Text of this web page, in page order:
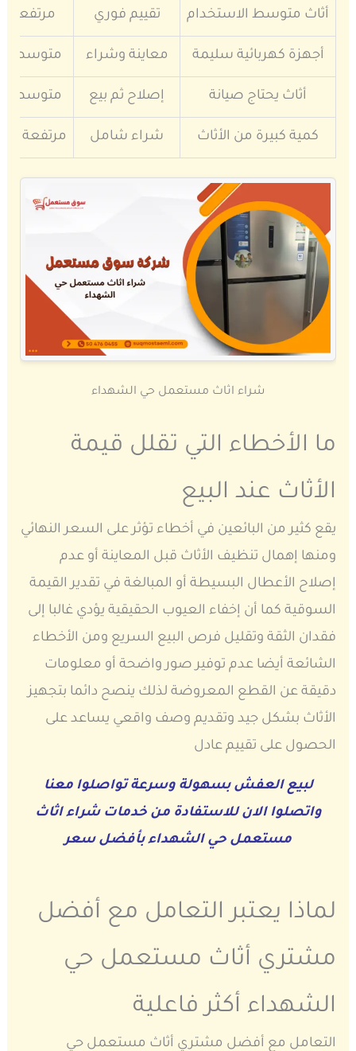
أثاث متوسط الاستخدام تقييم فوري مرتفعة
أجهزة كهربائية سليمة معاينة وشراء متوسطة
أثاث يحتاج صيانة إصلاح ثم بيع متوسطة
كمية كبيرة من الأثاث شراء شامل مرتفعة جدا
شراء اثاث مستعمل حي الشهداء
ما الأخطاء التي تقلل قيمة
الأثاث عند البيع
يقع كثير من البائعين في أخطاء تؤثر على السعر النهائي
ومنها إهمال تنظيف الأثاث قبل المعاينة أو عدم
إصلاح الأعطال البسيطة أو المبالغة في تقدير القيمة
السوقية كما أن إخفاء العيوب الحقيقية يؤدي غالبا إلى
فقدان الثقة وتقليل فرص البيع السريع ومن الأخطاء
الشائعة أيضا عدم توفير صور واضحة أو معلومات
دقيقة عن القطع المعروضة لذلك ينصح دائما بتجهيز
الأثاث بشكل جيد وتقديم وصف واقعي يساعد على
الحصول على تقييم عادل
لبيع العفش بسهولة وسرعة تواصلوا معنا
واتصلوا الان للاستفادة من خدمات شراء اثاث
مستعمل حي الشهداء بأفضل سعر
لماذا يعتبر التعامل مع أفضل
مشتري أثاث مستعمل حي
الشهداء أكثر فاعلية
التعامل مع أفضل مشتري أثاث مستعمل حي